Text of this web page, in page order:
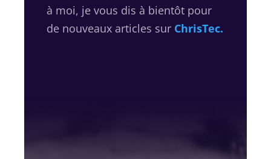
à moi, je vous dis à bientôt pour
de nouveaux articles sur ChrisTec.